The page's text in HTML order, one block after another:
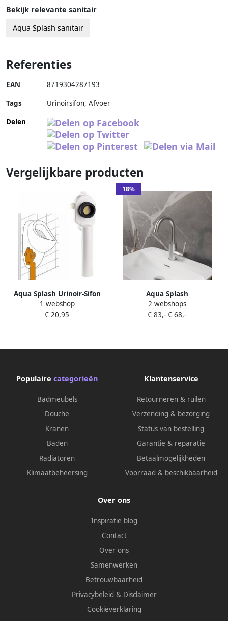
Bekijk relevante sanitair
Aqua Splash sanitair
Referenties
EAN 8719304287193
Tags
Urinoirsifon, Afvoer
Delen
Vergelijkbare producten
Aqua Splash Urinoir-Sifon
Afvoer Verticaal
1 webshop
€ 20,95
18%
Aqua Splash
Wastafelmengkraan Auqa
Splash Colorato Ensy
2 webshops
€ 83,- € 68,-
Populaire categorieën
Badmeubels
Douche
Kranen
Baden
Radiatoren
Klimaatbeheersing
Klantenservice
Retourneren & ruilen
Verzending & bezorging
Status van bestelling
Garantie & reparatie
Betaalmogelijkheden
Voorraad & beschikbaarheid
Over ons
Inspiratie blog
Contact
Over ons
Samenwerken
Betrouwbaarheid
Privacybeleid & Disclaimer
Cookieverklaring